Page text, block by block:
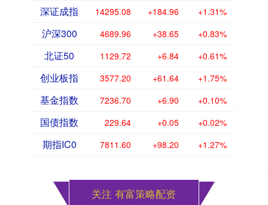
深证成指 14295.08 +184.96 +1.31%
沪深300 4689.96 +38.65 +0.83%
北证50 1129.72 +6.84 +0.61%
创业板指 3577.20 +61.64 +1.75%
基金指数 7236.70 +6.90 +0.10%
国债指数 229.64 +0.05 +0.02%
期指IC0 7811.60 +98.20 +1.27%
关注 有富策略配资